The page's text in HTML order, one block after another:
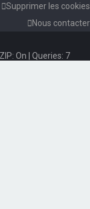
Supprimer les cookies
Nous contacter
On | Queries: 7